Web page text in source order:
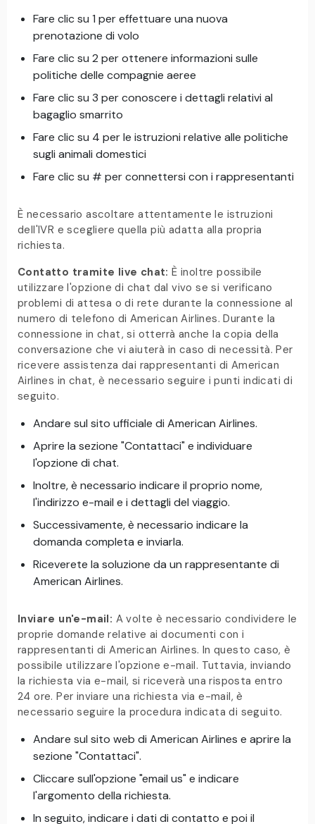
Fare clic su 1 per effettuare una nuova
prenotazione di volo
Fare clic su 2 per ottenere informazioni sulle
politiche delle compagnie aeree
Fare clic su 3 per conoscere i dettagli relativi al
bagaglio smarrito
Fare clic su 4 per le istruzioni relative alle politiche
sugli animali domestici
Fare clic su # per connettersi con i rappresentanti
È necessario ascoltare attentamente le istruzioni
dell'IVR e scegliere quella più adatta alla propria
richiesta.
Contatto tramite live chat: È inoltre possibile
utilizzare l'opzione di chat dal vivo se si verificano
problemi di attesa o di rete durante la connessione al
numero di telefono di American Airlines. Durante la
connessione in chat, si otterrà anche la copia della
conversazione che vi aiuterà in caso di necessità. Per
ricevere assistenza dai rappresentanti di American
Airlines in chat, è necessario seguire i punti indicati di
seguito.
Andare sul sito ufficiale di American Airlines.
Aprire la sezione "Contattaci" e individuare
l'opzione di chat.
Inoltre, è necessario indicare il proprio nome,
l'indirizzo e-mail e i dettagli del viaggio.
Successivamente, è necessario indicare la
domanda completa e inviarla.
Riceverete la soluzione da un rappresentante di
American Airlines.
Inviare un'e-mail: A volte è necessario condividere le
proprie domande relative ai documenti con i
rappresentanti di American Airlines. In questo caso, è
possibile utilizzare l'opzione e-mail. Tuttavia, inviando
la richiesta via e-mail, si riceverà una risposta entro
24 ore. Per inviare una richiesta via e-mail, è
necessario seguire la procedura indicata di seguito.
Andare sul sito web di American Airlines e aprire la
sezione "Contattaci".
Cliccare sull'opzione "email us" e indicare
l'argomento della richiesta.
In seguito, indicare i dati di contatto e poi il